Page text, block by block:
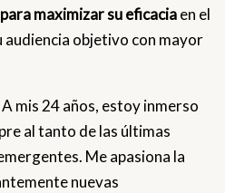
maximizar su eficaciaen el
objetivo con mayor
mis 24 años, estoy inmerso
al tanto de las últimas
Me apasiona la
nuevas